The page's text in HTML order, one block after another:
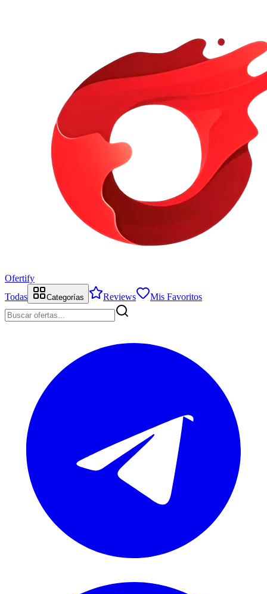
Ofertify
Todas
Categorías Reviews Mis Favoritos